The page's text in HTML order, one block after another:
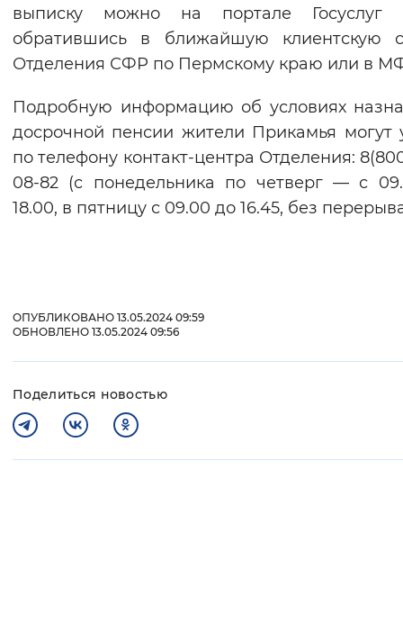
выписку можно на портале
обратившись в ближайшую клиентскую
Отделения СФР по Пермскому краю или в
Подробную информацию об условиях
досрочной пенсии жители Прикамья могут
по телефону контакт-центра Отделения:
08-82 (с понедельника по четверг — с
18.00, в пятницу с 09.00 до 16.45, без
ОПУБЛИКОВАНО 13.05.2024 09:59
ОБНОВЛЕНО 13.05.2024 09:56
Поделиться новостью